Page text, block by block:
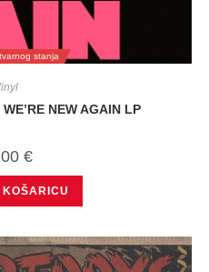
stanja
NEW AGAIN LP
€